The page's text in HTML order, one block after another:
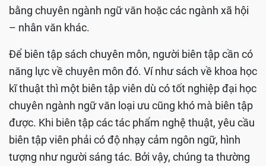
bằng chuyên ngành ngữ văn hoặc các ngành xã hội
– nhân văn khác.
Để biên tập sách chuyên môn, người biên tập cần có
năng lực về chuyên môn đó. Ví như sách về khoa học
kĩ thuật thì một biên tập viên dù có tốt nghiệp đại học
chuyên ngành ngữ văn loại ưu cũng khó mà biên tập
được. Khi biên tập các tác phẩm nghệ thuật, yêu cầu
biên tập viên phải có độ nhạy cảm ngôn ngữ, hình
tượng như người sáng tác. Bởi vậy, chúng ta thường